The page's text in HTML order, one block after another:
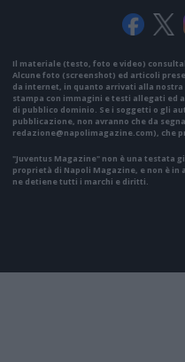
Il materiale (testo, foto e video)
Alcune foto (screenshot) ed articoli
da internet, in quanto arrivati alla
stampa con immagini e testi allegati
di pubblico dominio. Se i soggetti o gli
pubblicazione, non avranno che da
redazione@napolimagazine.com), che
"Juventus Magazine" non è una testata
proprietà di Napoli Magazine, e non è in
ne detiene tutti i marchi e diritti.